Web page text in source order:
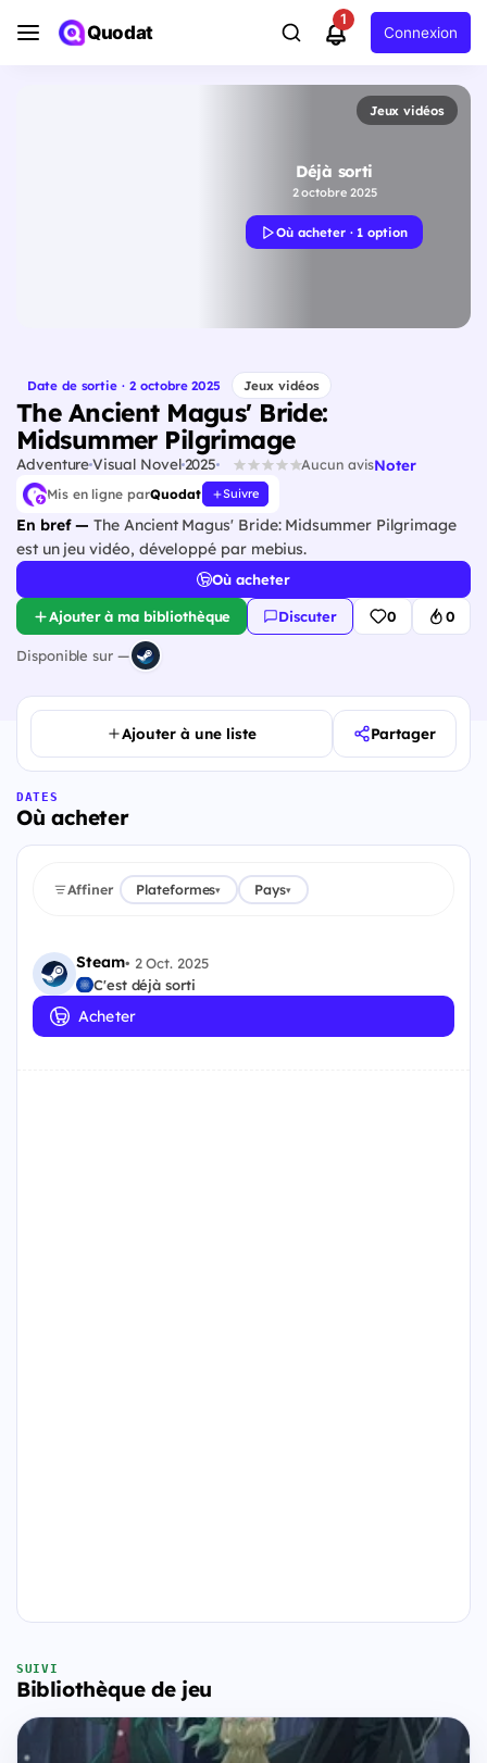
Quodat
1
Connexion
Jeux vidéos
Déjà sorti
2 octobre 2025
Où acheter · 1 option
Date de sortie · 2 octobre 2025 Jeux vidéos
The Ancient Magus' Bride:
Midsummer Pilgrimage
AdventureVisual Novel2025 Aucun avisNoter
Mis en ligne parQuodat Suivre
En bref — The Ancient Magus' Bride: Midsummer Pilgrimage
est un jeu vidéo, développé par mebius.
Où acheter
Ajouter à ma bibliothèque Discuter 0 0
Disponible sur —
Ajouter à une liste Partager
DATES
Où acheter
Affiner Plateformes▾ Pays▾
Steam• 2 Oct. 2025
C'est déjà sorti
Acheter
SUIVI
Bibliothèque de jeu